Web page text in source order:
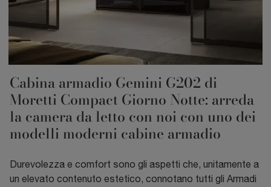
Cabina armadio Gemini G202 di
Moretti Compact Giorno Notte: arreda
la camera da letto con noi con uno dei
modelli moderni cabine armadio
Durevolezza e comfort sono gli aspetti che, unitamente a
un elevato contenuto estetico, connotano tutti gli Armadi